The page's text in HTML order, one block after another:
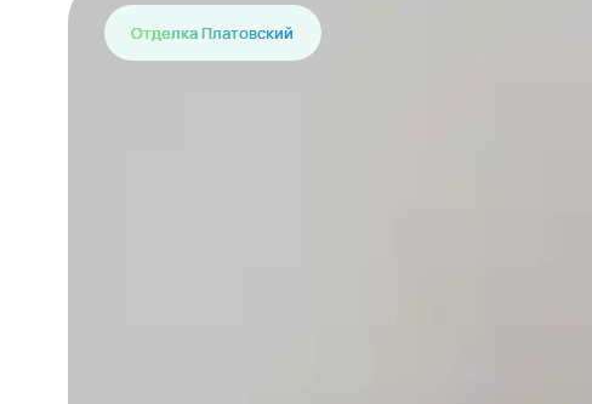
Отделка Платовский